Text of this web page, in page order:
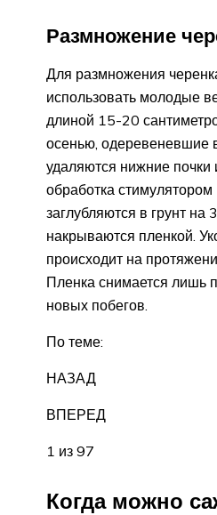
Размножение
Для размножения
использовать молодые
длиной 15-20
осенью, одеревеневшие
удаляются нижние почки
обработка стимулятором
заглубляются в грунт на
накрываются пленкой.
происходит на
Пленка снимается лишь
новых побегов.
По теме:
НАЗАД
ВПЕРЕД
1 из 97
Когда можно